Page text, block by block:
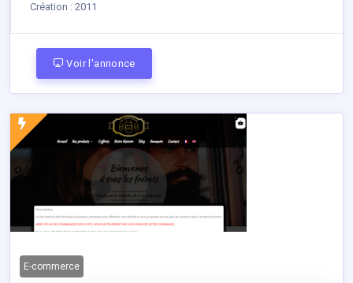
Création : 2011
Voir l'annonce
E-commerce